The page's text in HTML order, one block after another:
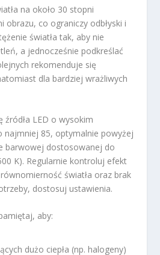
na około 30 stopni
obrazu, co ograniczy odbłyski i
światła tak, aby nie
a jednocześnie podkreślać
rekomenduje się
dla bardziej wrażliwych
źródła LED o wysokim
najmniej 85, optymalnie powyżej
barwowej dostosowanej do
K). Regularnie kontroluj efekt
światła oraz brak
dostosuj ustawienia.
aby:
dużo ciepła (np. halogeny)